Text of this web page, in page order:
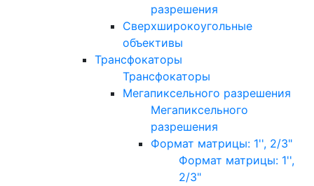
разрешения
Сверхширокоугольные
объективы
Трансфокаторы
Трансфокаторы
Мегапиксельного разрешения
Мегапиксельного
разрешения
Формат матрицы: 1'', 2/3"
Формат матрицы: 1'',
2/3"